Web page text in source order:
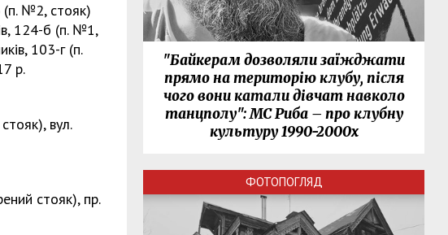
(п. №2, стояк)
124-б (п. №1,
103-г (п.
р.
вул.
стояк), пр.
"Байкерам дозволяли заїжджати
прямо на територію клубу, після
чого вони катали дівчат навколо
танцполу": МС Риба – про клубну
культуру 1990-2000х
ФОТОПОГЛЯД